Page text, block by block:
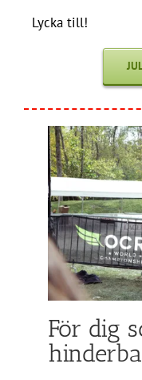
Lycka till!
För dig